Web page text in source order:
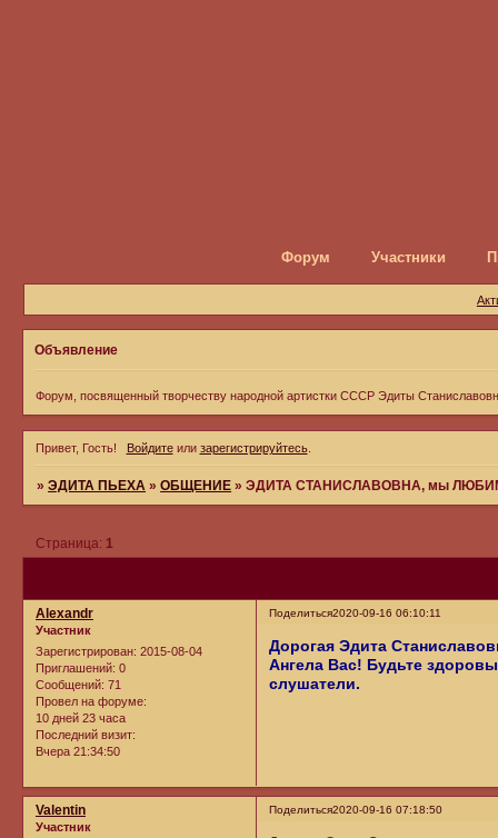
Форум Участники
Объявление
Форум, посвященный творчеству народной артистки СССР Эдиты
Привет, Гость! Войдитеили зарегистрируйтесь.
»ЭДИТА ПЬЕХА »ОБЩЕНИЕ »ЭДИТА СТАНИСЛАВОВНА, мы
Страница: 1
Поделиться2020-09-16 06:10:11
Alexandr
Участник
Зарегистрирован: 2015-08-04
Приглашений: 0
Сообщений: 71
Провел на форуме:
10 дней 23 часа
Последний визит:
Вчера 21:34:50
Дорогая Эдита
Ангела Вас! Будьте
слушатели.
Поделиться2020-09-16 07:18:50
Valentin
Участник